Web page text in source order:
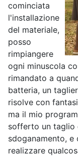
cominciata
l'installazione
del materiale,
posso
rimpiangere
ogni minuscola
rimandato a
batteria, un
risolve con
ma il mio
sofferto un taglio
sdoganamento,
realizzare